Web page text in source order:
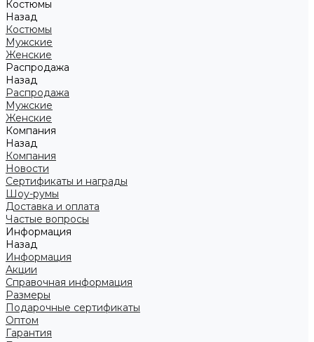
Костюмы
Назад
Костюмы
Мужские
Женские
Распродажа
Назад
Распродажа
Мужские
Женские
Компания
Назад
Компания
Новости
Сертификаты и награды
Шоу-румы
Доставка и оплата
Частые вопросы
Информация
Назад
Информация
Акции
Справочная информация
Размеры
Подарочные сертификаты
Оптом
Гарантия